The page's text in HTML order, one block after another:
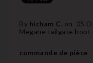
By hicham C. on 05
Megane tailgate boot
commande de pièce